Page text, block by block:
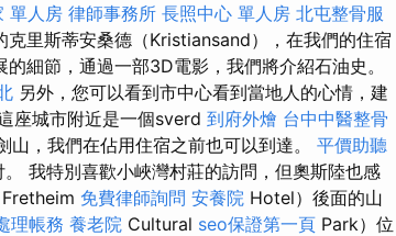
單人房 律師事務所 長照中心 單人房 北屯整骨服
里斯蒂安桑德（Kristiansand），在我們的住宿
細節，通過一部3D電影，我們將介紹石油史。
另外，您可以看到市中心看到當地人的心情，建
座城市附近是一個sverd 到府外燴 台中中醫整骨
，我們在佔用住宿之前也可以到達。 平價助聽
我特別喜歡小峽灣村莊的訪問，但奧斯陸也感
免費律師詢問 安養院 Hotel）後面的山
理帳務 養老院 Cultural seo保證第一頁 Park）位